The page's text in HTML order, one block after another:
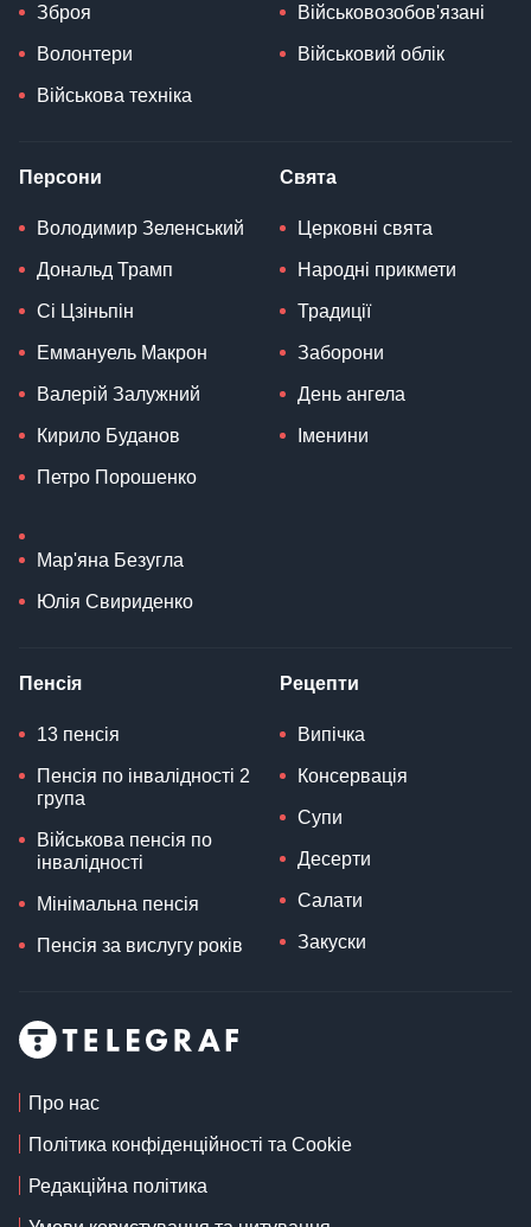
Зброя
Волонтери
Військова техніка
Військовозобов'язані
Військовий облік
Персони
Володимир Зеленський
Дональд Трамп
Сі Цзіньпін
Еммануель Макрон
Валерій Залужний
Кирило Буданов
Петро Порошенко
Мар'яна Безугла
Юлія Свириденко
Свята
Церковні свята
Народні прикмети
Традиції
Заборони
День ангела
Іменини
Пенсія
13 пенсія
Пенсія по інвалідності 2
група
Військова пенсія по
інвалідності
Мінімальна пенсія
Пенсія за вислугу років
Рецепти
Випічка
Консервація
Супи
Десерти
Салати
Закуски
Про нас
Політика конфіденційності та Cookie
Редакційна політика